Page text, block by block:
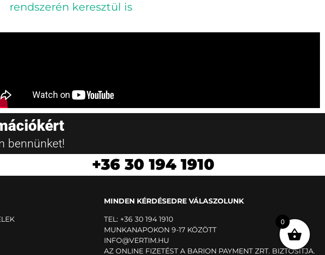
rendszerén keresztül is
bennünket!
+36 30 194 1910
MINDEN KÉRDÉSEDRE VÁLASZOLUNK
TEL: +36 30 194 1910
MUNKANAPOKON 9-17 KÖZÖTT
INFO@VERTIM.HU
AZ ONLINE FIZETÉST A BARION PAYMENT ZRT. BIZTOSITJA.
0